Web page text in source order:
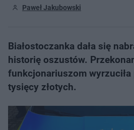
Paweł Jakubowski
Białostoczanka dała się
historię oszustów.
funkcjonariuszom
tysięcy złotych.